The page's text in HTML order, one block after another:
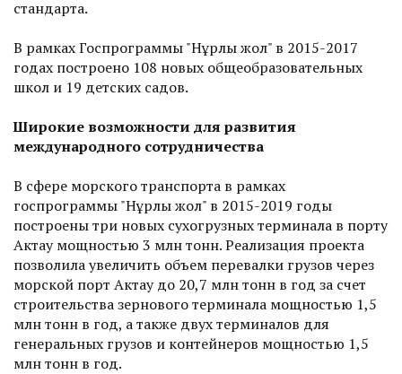
стандарта.
В рамках Госпрограммы "Нұрлы жол" в 2015-2017
годах построено 108 новых общеобразовательных
школ и 19 детских садов.
Широкие возможности для развития
международного сотрудничества
В сфере морского транспорта в рамках
госпрограммы "Нұрлы жол" в 2015-2019 годы
построены три новых сухогрузных терминала в порту
Актау мощностью 3 млн тонн. Реализация проекта
позволила увеличить объем перевалки грузов через
морской порт Актау до 20,7 млн тонн в год за счет
строительства зернового терминала мощностью 1,5
млн тонн в год, а также двух терминалов для
генеральных грузов и контейнеров мощностью 1,5
млн тонн в год.